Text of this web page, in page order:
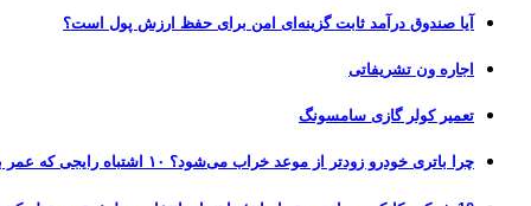
آیا صندوق درآمد ثابت گزینه‌ای امن برای حفظ ارزش پول است؟
اجاره ون تشریفاتی
تعمیر کولر گازی سامسونگ
چرا باتری خودرو زودتر از موعد خراب می‌شود؟ ۱۰ اشتباه رایجی که عمر باتری را نصف می‌کنند